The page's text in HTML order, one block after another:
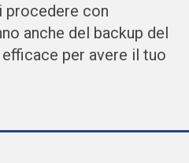
procedere con
anche del backup del
per avere il tuo